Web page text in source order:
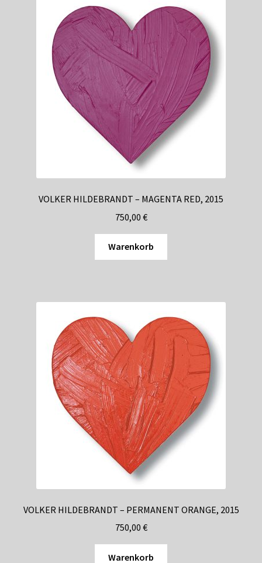
VOLKER HILDEBRANDT – MAGENTA RED, 2015
750,00 €
Warenkorb
VOLKER HILDEBRANDT – PERMANENT ORANGE, 2015
750,00 €
Warenkorb